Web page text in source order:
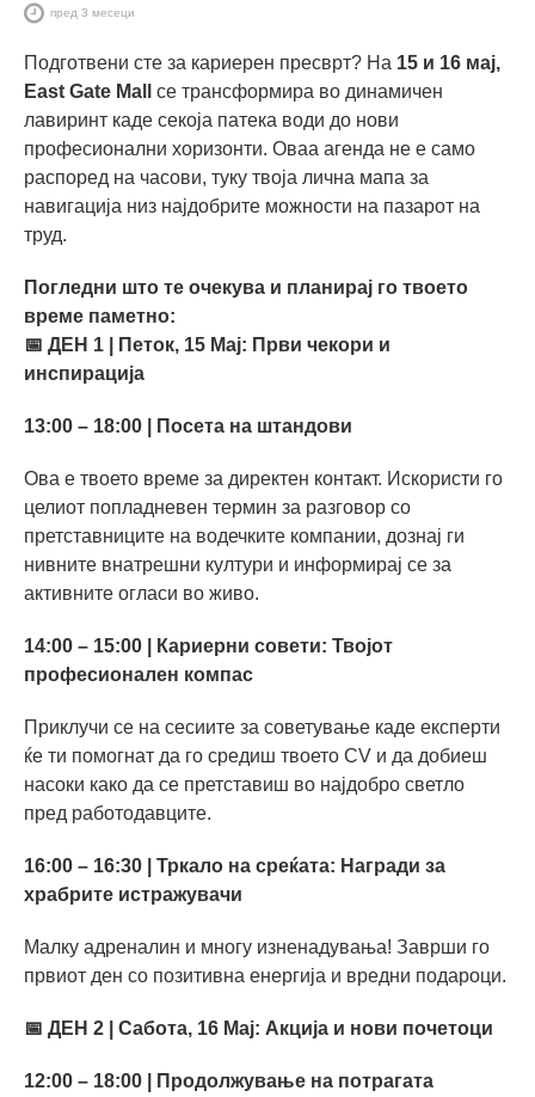
пред 3 месеци
Подготвени сте за кариерен пресврт? На 15 и 16 мај,
East Gate Mall се трансформира во динамичен
лавиринт каде секоја патека води до нови
професионални хоризонти. Оваа агенда не е само
распоред на часови, туку твоја лична мапа за
навигација низ најдобрите можности на пазарот на
труд.
Погледни што те очекува и планирај го твоето
време паметно:
📅 ДЕН 1 | Петок, 15 Мај: Први чекори и
инспирација
13:00 – 18:00 | Посета на штандови
Ова е твоето време за директен контакт. Искористи го
целиот попладневен термин за разговор со
претставниците на водечките компании, дознај ги
нивните внатрешни култури и информирај се за
активните огласи во живо.
14:00 – 15:00 | Кариерни совети: Твојот
професионален компас
Приклучи се на сесиите за советување каде експерти
ќе ти помогнат да го средиш твоето CV и да добиеш
насоки како да се претставиш во најдобро светло
пред работодавците.
16:00 – 16:30 | Тркало на среќата: Награди за
храбрите истражувачи
Малку адреналин и многу изненадувања! Заврши го
првиот ден со позитивна енергија и вредни подароци.
📅 ДЕН 2 | Сабота, 16 Мај: Акција и нови почетоци
12:00 – 18:00 | Продолжување на потрагата